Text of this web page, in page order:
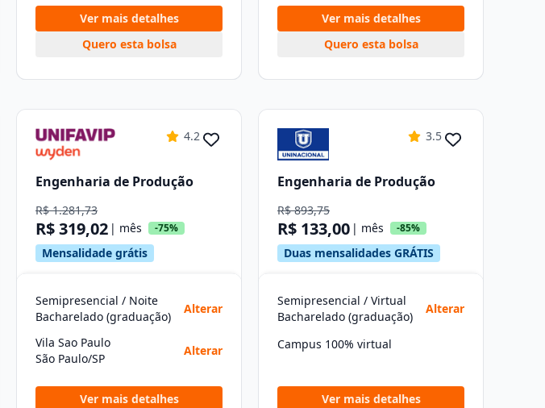
Ver mais detalhes
Quero esta bolsa
Ver mais detalhes
Quero esta bolsa
4.2
Engenharia de Produção
R$ 1.281,73
R$ 319,02 | mês -75%
Mensalidade grátis
Semipresencial / Noite
Bacharelado (graduação)
Alterar
Vila Sao Paulo
São Paulo/SP
Alterar
Ver mais detalhes
3.5
Engenharia de Produção
R$ 893,75
R$ 133,00 | mês -85%
Duas mensalidades GRÁTIS
Semipresencial / Virtual
Bacharelado (graduação)
Alterar
Campus 100% virtual
Ver mais detalhes